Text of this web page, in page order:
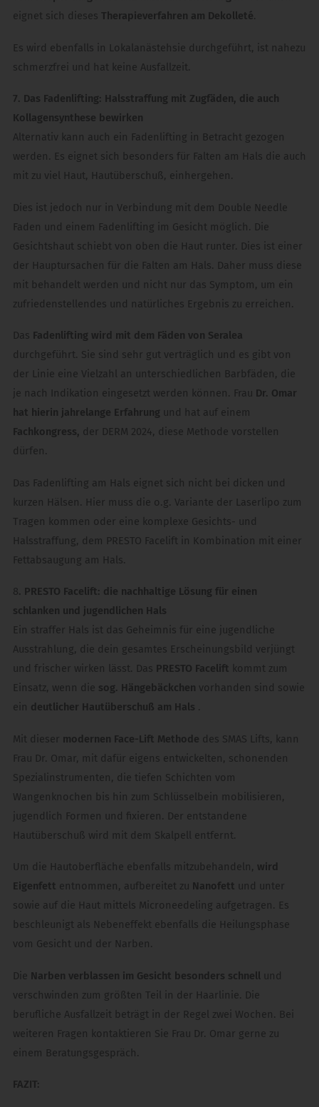
eignet sich dieses Therapieverfahren am Dekolleté.
Es wird ebenfalls in Lokalanästehsie durchgeführt, ist nahezu
schmerzfrei und hat keine Ausfallzeit.
7. Das Fadenlifting: Halsstraffung mit Zugfäden, die auch
Kollagensynthese bewirken
Alternativ kann auch ein Fadenlifting in Betracht gezogen
werden. Es eignet sich besonders für Falten am Hals die auch
mit zu viel Haut, Hautüberschuß, einhergehen.
Dies ist jedoch nur in Verbindung mit dem Double Needle
Faden und einem Fadenlifting im Gesicht möglich. Die
Gesichtshaut schiebt von oben die Haut runter. Dies ist einer
der Hauptursachen für die Falten am Hals. Daher muss diese
mit behandelt werden und nicht nur das Symptom, um ein
zufriedenstellendes und natürliches Ergebnis zu erreichen.
Das Fadenlifting wird mit dem Fäden von Seralea
durchgeführt. Sie sind sehr gut verträglich und es gibt von
der Linie eine Vielzahl an unterschiedlichen Barbfäden, die
je nach Indikation eingesetzt werden können. Frau Dr. Omar
hat hierin jahrelange Erfahrung und hat auf einem
Fachkongress, der DERM 2024, diese Methode vorstellen
dürfen.
Das Fadenlifting am Hals eignet sich nicht bei dicken und
kurzen Hälsen. Hier muss die o.g. Variante der Laserlipo zum
Tragen kommen oder eine komplexe Gesichts- und
Halsstraffung, dem PRESTO Facelift in Kombination mit einer
Fettabsaugung am Hals.
8. PRESTO Facelift: die nachhaltige Lösung für einen
schlanken und jugendlichen Hals
Ein straffer Hals ist das Geheimnis für eine jugendliche
Ausstrahlung, die dein gesamtes Erscheinungsbild verjüngt
und frischer wirken lässt. Das PRESTO Facelift kommt zum
Einsatz, wenn die sog. Hängebäckchen vorhanden sind sowie
ein deutlicher Hautüberschuß am Hals .
Mit dieser modernen Face-Lift Methode des SMAS Lifts, kann
Frau Dr. Omar, mit dafür eigens entwickelten, schonenden
Spezialinstrumenten, die tiefen Schichten vom
Wangenknochen bis hin zum Schlüsselbein mobilisieren,
jugendlich Formen und fixieren. Der entstandene
Hautüberschuß wird mit dem Skalpell entfernt.
Um die Hautoberfläche ebenfalls mitzubehandeln, wird
Eigenfett entnommen, aufbereitet zu Nanofett und unter
sowie auf die Haut mittels Microneedeling aufgetragen. Es
beschleunigt als Nebeneffekt ebenfalls die Heilungsphase
vom Gesicht und der Narben.
Die Narben verblassen im Gesicht besonders schnell
und
verschwinden zum größten Teil in der Haarlinie. Die
berufliche Ausfallzeit beträgt in der Regel zwei Wochen. Bei
weiteren Fragen kontaktieren Sie Frau Dr. Omar gerne zu
einem Beratungsgespräch.
FAZIT: